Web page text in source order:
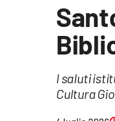
I saluti
Cultura